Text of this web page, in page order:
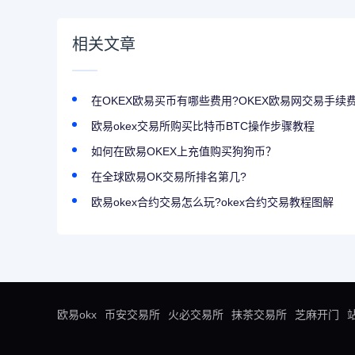
相关文章
在OKEX欧易买币有哪些费用?OKEX欧易网交易手续
欧易okex交易所购买比特币BTC操作步骤教程
如何在欧易OKEX上充值购买狗狗币？
在全球欧易OK交易所排名第几?
欧易okex合约交易怎么玩?okex合约交易教程图解
欧易okx 币安交易所 火必交易所 抹茶交易所 芝麻开门